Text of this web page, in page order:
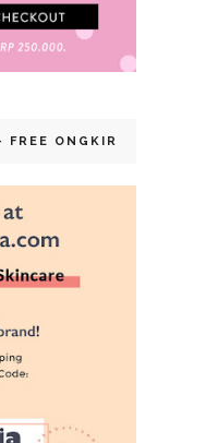
FREE ONGKIR